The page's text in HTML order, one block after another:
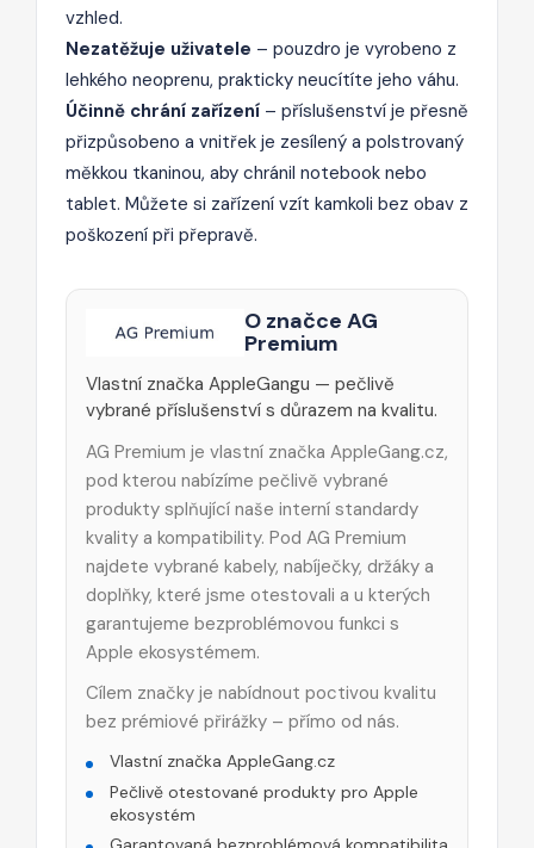
vzhled.
Nezatěžuje uživatele – pouzdro je vyrobeno z
lehkého neoprenu, prakticky neucítíte jeho váhu.
Účinně chrání zařízení – příslušenství je přesně
přizpůsobeno a vnitřek je zesílený a polstrovaný
měkkou tkaninou, aby chránil notebook nebo
tablet. Můžete si zařízení vzít kamkoli bez obav z
poškození při přepravě.
O značce AG
Premium
Vlastní značka AppleGangu — pečlivě
vybrané příslušenství s důrazem na kvalitu.
AG Premium je vlastní značka AppleGang.cz,
pod kterou nabízíme pečlivě vybrané
produkty splňující naše interní standardy
kvality a kompatibility. Pod AG Premium
najdete vybrané kabely, nabíječky, držáky a
doplňky, které jsme otestovali a u kterých
garantujeme bezproblémovou funkci s
Apple ekosystémem.
Cílem značky je nabídnout poctivou kvalitu
bez prémiové přirážky – přímo od nás.
Vlastní značka AppleGang.cz
Pečlivě otestované produkty pro Apple
ekosystém